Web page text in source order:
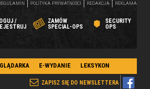
/
ZAMÓW
SPECIAL-OPS
SECURITY
OPS
POLITYKA PRYWATNOŚCI REDAKCJA REKLAMA
E-WYDANIE LEKSYKON
ZAPISZ SIĘ DO NEWSLETTERA